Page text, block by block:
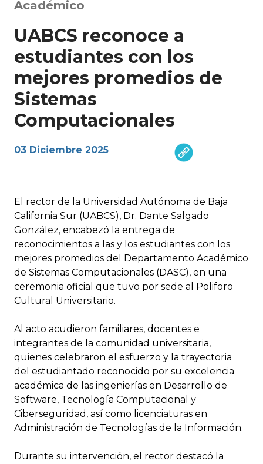
Académico
UABCS reconoce a
estudiantes con los
mejores promedios de
Sistemas
Computacionales
03 Diciembre 2025
El rector de la Universidad Autónoma de Baja
California Sur (UABCS), Dr. Dante Salgado
González, encabezó la entrega de
reconocimientos a las y los estudiantes con los
mejores promedios del Departamento Académico
de Sistemas Computacionales (DASC), en una
ceremonia oficial que tuvo por sede al Poliforo
Cultural Universitario.
Al acto acudieron familiares, docentes e
integrantes de la comunidad universitaria,
quienes celebraron el esfuerzo y la trayectoria
del estudiantado reconocido por su excelencia
académica de las ingenierías en Desarrollo de
Software, Tecnología Computacional y
Ciberseguridad, así como licenciaturas en
Administración de Tecnologías de la Información.
Durante su intervención, el rector destacó la